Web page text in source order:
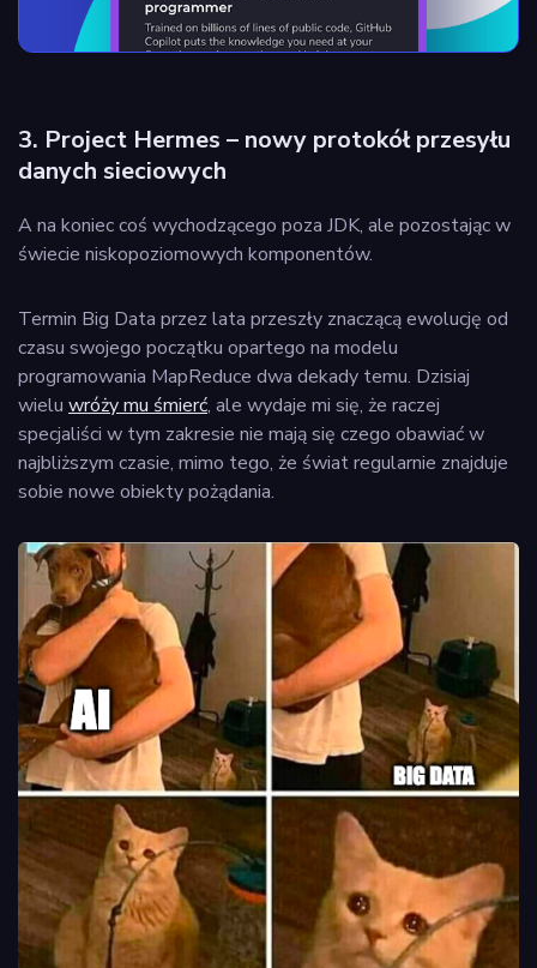
3. Project Hermes – nowy protokół przesyłu
danych sieciowych
A na koniec coś wychodzącego poza JDK, ale pozostając w
świecie niskopoziomowych komponentów.
Termin Big Data przez lata przeszły znaczącą ewolucję od
czasu swojego początku opartego na modelu
programowania MapReduce dwa dekady temu. Dzisiaj
wielu wróży mu śmierć, ale wydaje mi się, że raczej
specjaliści w tym zakresie nie mają się czego obawiać w
najbliższym czasie, mimo tego, że świat regularnie znajduje
sobie nowe obiekty pożądania.